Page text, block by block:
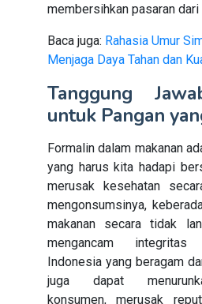
membersihkan pasaran
Baca juga: Rahasia Umur
Menjaga Daya Tahan dan
Tanggung
untuk Pangan
Formalin dalam makanan
yang harus kita hadapi
merusak kesehatan
mengonsumsinya,
makanan secara tidak
mengancam
Indonesia yang beragam
juga dapat
konsumen, merusak